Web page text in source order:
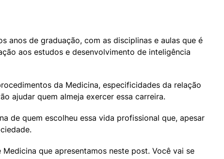
anos de graduação, com as disciplinas e aulas que é
aos estudos e desenvolvimento de inteligência
da Medicina, especificidades da relação
ajudar quem almeja exercer essa carreira.
de quem escolheu essa vida profissional que, apesar
que apresentamos neste post. Você vai se